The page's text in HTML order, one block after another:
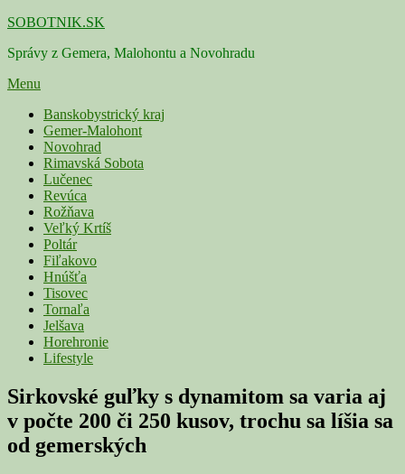
Skip
content
SOBOTNIK.SK
Správy z Gemera, Malohontu a Novohradu
Menu
Primárne
menu
Banskobystrický kraj
Gemer-Malohont
Novohrad
Rimavská Sobota
Lučenec
Revúca
Rožňava
Veľký Krtíš
Poltár
Fiľakovo
Hnúšťa
Tisovec
Tornaľa
Jelšava
Horehronie
Lifestyle
Sirkovské guľky s dynamitom sa varia aj
v počte 200 či 250 kusov, trochu sa líšia sa
od gemerských